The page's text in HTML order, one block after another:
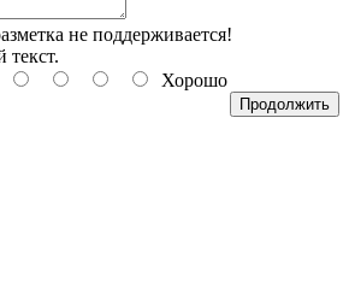
не поддерживается!
текст.
Хорошо
Продолжить